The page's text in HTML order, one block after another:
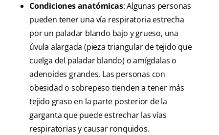
Condiciones anatómicas: Algunas personas
pueden tener una vía respiratoria estrecha
por un paladar blando bajo y grueso, una
úvula alargada (pieza triangular de tejido que
cuelga del paladar blando) o amígdalas o
adenoides grandes. Las personas con
obesidad o sobrepeso tienden a tener más
tejido graso en la parte posterior de la
garganta que puede estrechar las vías
respiratorias y causar ronquidos.